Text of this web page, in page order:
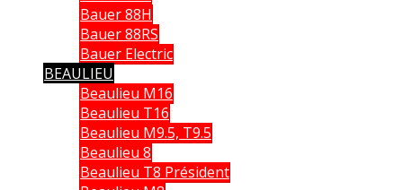
Bauer 88H
Bauer 88RS
Bauer Electric
BEAULIEU
Beaulieu M16
Beaulieu T16
Beaulieu M9.5, T9.5
Beaulieu 8
Beaulieu T8 Président